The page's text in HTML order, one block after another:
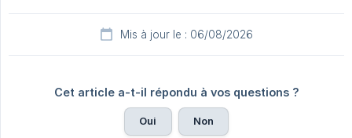
Mis à jour le : 06/08/2026
Cet article a-t-il répondu à vos questions ?
Oui Non